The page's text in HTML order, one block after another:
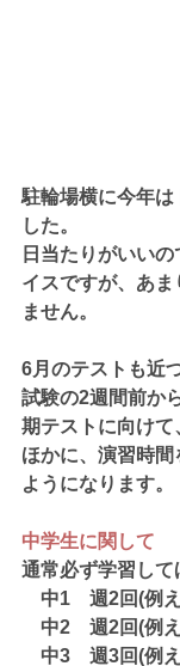
駐輪場横に今年は
した。
日当たりがいい
イスですが、あま
ません。
6月のテストも近
試験の2週間前か
期テストに向け
ほかに、演習時
ようになります。
中学生に関して
通常必ず学習して
中1　週2回(例
中2　週2回(例
中3　週3回(例